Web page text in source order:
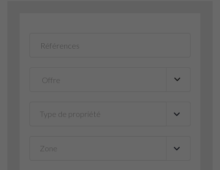
Type de propriété ▼
Zone ▼